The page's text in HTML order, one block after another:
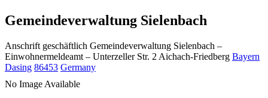
Gemeindeverwaltung Sielenbach
Anschrift geschäftlich Gemeindeverwaltung Sielenbach –
Einwohnermeldeamt – Unterzeller Str. 2 Aichach-Friedberg Bayern
Dasing 86453 Germany
No Image Available